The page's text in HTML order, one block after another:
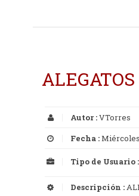
ALEGATOS
Autor :VTorres
Fecha :Miércoles
Tipo de Usuario :
Descripción :